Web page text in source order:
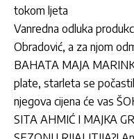
tokom ljeta
Vanredna odluka
Obradović, a za njom
BAHATA MAJA
plate, starleta se
njegova cijena će vas
SITA AHMIĆ I MAJKA